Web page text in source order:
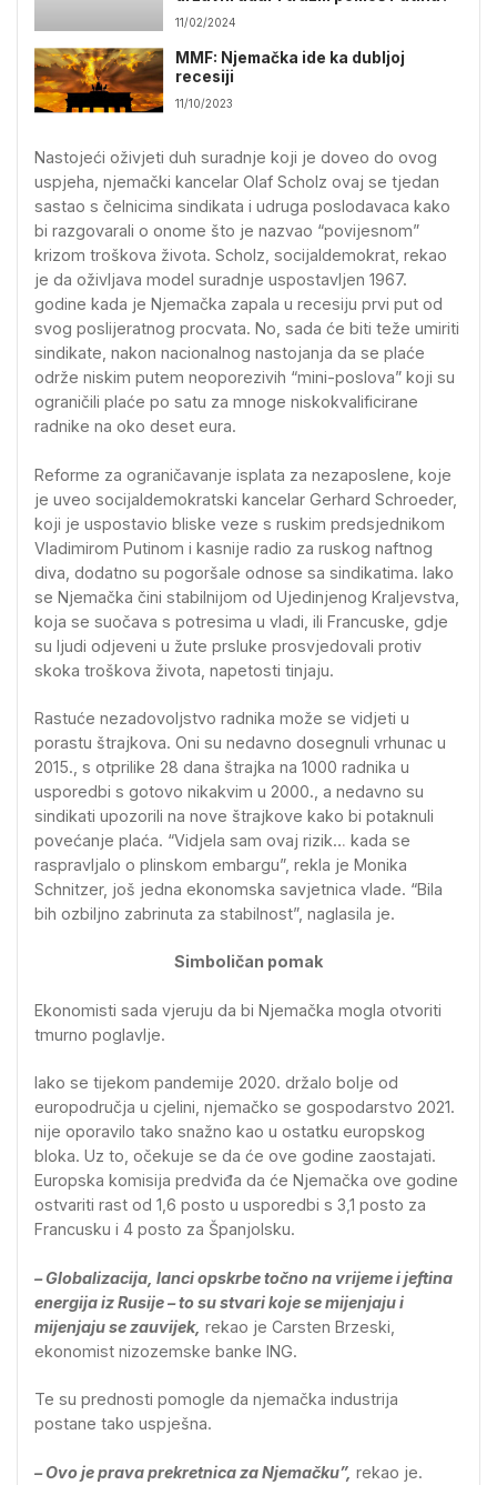
11/02/2024
MMF: Njemačka ide ka dubljoj
recesiji
11/10/2023
Nastojeći oživjeti duh suradnje koji je doveo do ovog
uspjeha, njemački kancelar Olaf Scholz ovaj se tjedan
sastao s čelnicima sindikata i udruga poslodavaca kako
bi razgovarali o onome što je nazvao “povijesnom”
krizom troškova života. Scholz, socijaldemokrat, rekao
je da oživljava model suradnje uspostavljen 1967.
godine kada je Njemačka zapala u recesiju prvi put od
svog poslijeratnog procvata. No, sada će biti teže umiriti
sindikate, nakon nacionalnog nastojanja da se plaće
održe niskim putem neoporezivih “mini-poslova” koji su
ograničili plaće po satu za mnoge niskokvalificirane
radnike na oko deset eura.
Reforme za ograničavanje isplata za nezaposlene, koje
je uveo socijaldemokratski kancelar Gerhard Schroeder,
koji je uspostavio bliske veze s ruskim predsjednikom
Vladimirom Putinom i kasnije radio za ruskog naftnog
diva, dodatno su pogoršale odnose sa sindikatima. Iako
se Njemačka čini stabilnijom od Ujedinjenog Kraljevstva,
koja se suočava s potresima u vladi, ili Francuske, gdje
su ljudi odjeveni u žute prsluke prosvjedovali protiv
skoka troškova života, napetosti tinjaju.
Rastuće nezadovoljstvo radnika može se vidjeti u
porastu štrajkova. Oni su nedavno dosegnuli vrhunac u
2015., s otprilike 28 dana štrajka na 1000 radnika u
usporedbi s gotovo nikakvim u 2000., a nedavno su
sindikati upozorili na nove štrajkove kako bi potaknuli
povećanje plaća. “Vidjela sam ovaj rizik… kada se
raspravljalo o plinskom embargu”, rekla je Monika
Schnitzer, još jedna ekonomska savjetnica vlade. “Bila
bih ozbiljno zabrinuta za stabilnost”, naglasila je.
Simboličan pomak
Ekonomisti sada vjeruju da bi Njemačka mogla otvoriti
tmurno poglavlje.
Iako se tijekom pandemije 2020. držalo bolje od
europodručja u cjelini, njemačko se gospodarstvo 2021.
nije oporavilo tako snažno kao u ostatku europskog
bloka. Uz to, očekuje se da će ove godine zaostajati.
Europska komisija predviđa da će Njemačka ove godine
ostvariti rast od 1,6 posto u usporedbi s 3,1 posto za
Francusku i 4 posto za Španjolsku.
– Globalizacija, lanci opskrbe točno na vrijeme i jeftina
energija iz Rusije – to su stvari koje se mijenjaju i
mijenjaju se zauvijek, rekao je Carsten Brzeski,
ekonomist nizozemske banke ING.
Te su prednosti pomogle da njemačka industrija
postane tako uspješna.
– Ovo je prava prekretnica za Njemačku”, rekao je.